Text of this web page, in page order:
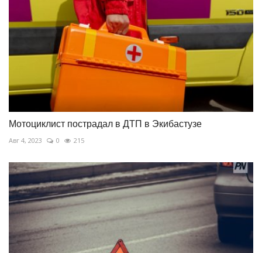
Мотоциклист пострадал в ДТП в Экибастузе
Авг 4, 2023 0 215